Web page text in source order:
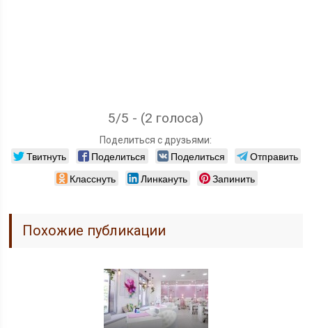
5/5 - (2 голоса)
Поделиться с друзьями:
Твитнуть Поделиться Поделиться
Отправить
Класснуть
Линкануть Запинить
Похожие публикации